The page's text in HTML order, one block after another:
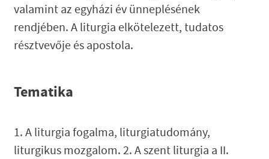
valamint az egyházi év ünneplésének
rendjében. A liturgia elkötelezett, tudatos
résztvevője és apostola.
Tematika
1. A liturgia fogalma, liturgiatudomány,
liturgikus mozgalom. 2. A szent liturgia a II.